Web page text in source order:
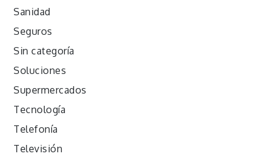
Sanidad
Seguros
Sin categoría
Soluciones
Supermercados
Tecnología
Telefonía
Televisión